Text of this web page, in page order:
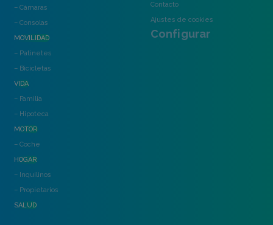
– Cámaras
– Consolas
MOVILIDAD
– Patinetes
– Bicicletas
VIDA
– Familia
– Hipoteca
MOTOR
– Coche
HOGAR
– Inquilinos
– Propietarios
SALUD
Contacto
Ajustes de cookies
Configurar